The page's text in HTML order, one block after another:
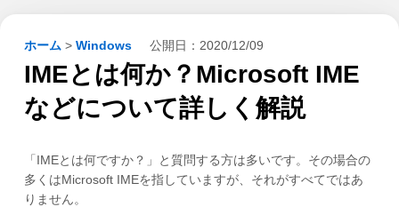
ホーム > Windows 公開日： 2020/12/09
IMEとは何か？Microsoft IME
などについて詳しく解説
「IMEとは何ですか？」と質問する方は多いです。その場合の
多くはMicrosoft IMEを指していますが、それがすべてではあ
りません。